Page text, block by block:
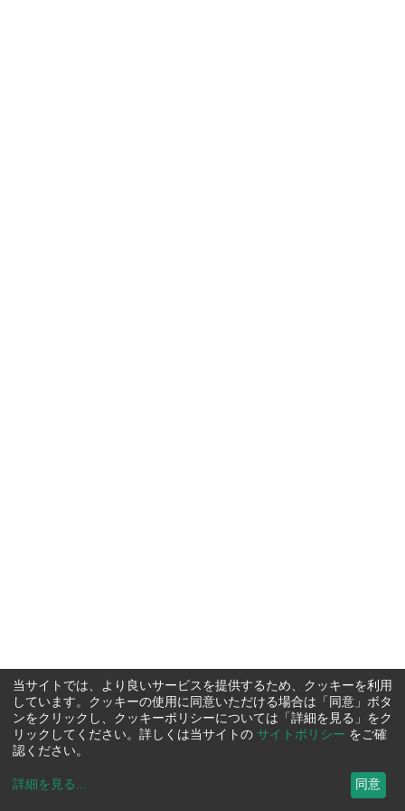
当サイトでは、より良いサービスを提供するため、クッキーを利用
しています。クッキーの使用に同意いただける場合は「同意」ボタ
ンをクリックし、クッキーポリシーについては「詳細を見る」をク
リックしてください。詳しくは当サイトの サイトポリシー をご確
認ください。
詳細を見る ... 同意